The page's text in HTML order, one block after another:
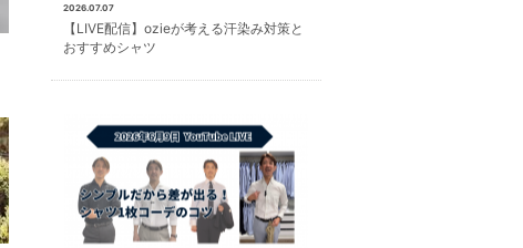
2026.07.07
【LIVE配信】ozieが考える汗染み対策と
おすすめシャツ